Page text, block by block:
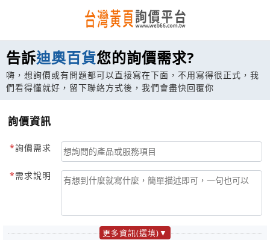
告訴迪奧百貨您的詢價需求?
嗨，想詢價或有問題都可以直接寫在下面，不用寫得很正式，我
們看得懂就好，留下聯絡方式後，我們會盡快回覆你
詢價資訊
詢價需求
需求說明
更多資訊(選填)